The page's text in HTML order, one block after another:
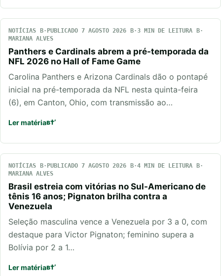
NOTÍCIAS PUBLICADO 7 AGOSTO 2026
3 MIN DE LEITURA
MARIANA ALVES
Panthers e Cardinals abrem a pré-temporada da
NFL 2026 no Hall of Fame Game
Carolina Panthers e Arizona Cardinals dão o pontapé
inicial na pré-temporada da NFL nesta quinta-feira
(6), em Canton, Ohio, com transmissão ao…
Ler matéria
NOTÍCIAS PUBLICADO 7 AGOSTO 2026
4 MIN DE LEITURA
MARIANA ALVES
Brasil estreia com vitórias no Sul-Americano de
tênis 16 anos; Pignaton brilha contra a
Venezuela
Seleção masculina vence a Venezuela por 3 a 0, com
destaque para Victor Pignaton; feminino supera a
Bolívia por 2 a 1…
Ler matéria